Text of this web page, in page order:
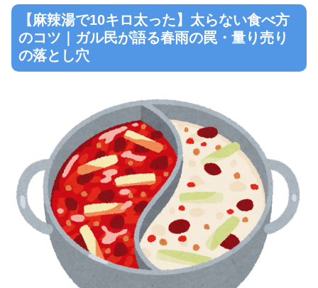
【麻辣湯で10キロ太った】太らない食べ方
のコツ｜ガル民が語る春雨の罠・量り売り
の落とし穴